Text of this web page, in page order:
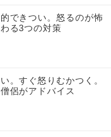
できつい。怒るのが怖
る3つの対策
。すぐ怒りむかつく。
侶がアドバイス